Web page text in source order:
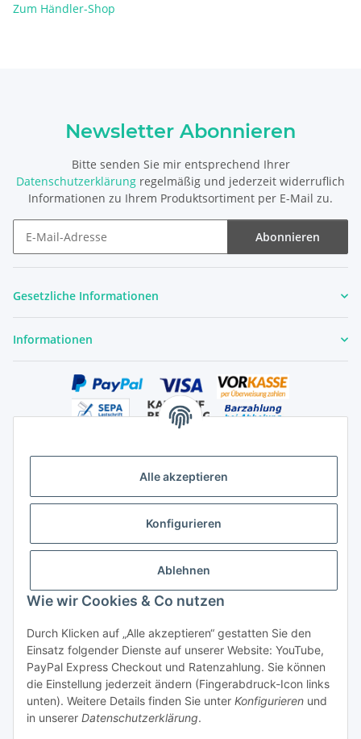
Alle akzeptieren
Konfigurieren
Ablehnen
Wie wir Cookies & Co nutzen
Durch Klicken auf „Alle akzeptieren“ gestatten Sie den
Einsatz folgender Dienste auf unserer Website: YouTube,
PayPal Express Checkout und Ratenzahlung. Sie können
die Einstellung jederzeit ändern (Fingerabdruck-Icon links
unten). Weitere Details finden Sie unter Konfigurieren und
in unserer Datenschutzerklärung.
Zum Händler-Shop
Newsletter Abonnieren
Bitte senden Sie mir entsprechend Ihrer
Datenschutzerklärung regelmäßig und jederzeit widerruflich
Informationen zu Ihrem Produktsortiment per E-Mail zu.
Abonnieren
Gesetzliche Informationen
Informationen
Vertrag widerrufen